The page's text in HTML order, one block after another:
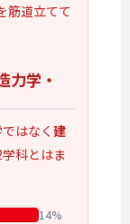
筋道立てて
力学・
はなく 建
科とはま
14%